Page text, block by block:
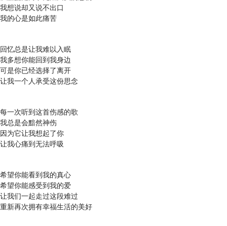
我想说却又说不出口
我的心是如此痛苦
回忆总是让我难以入眠
我多想你能回到我身边
可是你已经选择了离开
让我一个人承受这份思念
每一次听到这首伤感的歌
我总是会黯然神伤
因为它让我想起了你
让我心痛到无法呼吸
希望你能看到我的真心
希望你能感受到我的爱
让我们一起走过这段难过
重新再次拥有幸福生活的美好